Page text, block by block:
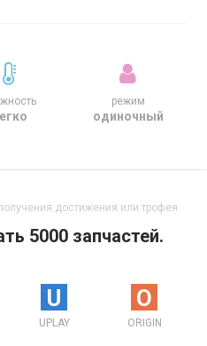
режим
одиночный
достижения или трофея
5000 запчастей.
U
UPLAY
O
ORIGIN